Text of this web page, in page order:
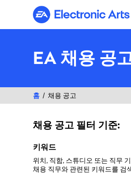
Electronic Arts
EA 채용 공
홈 채용 공고
채용 공고 필터 기준:
채용 공고 필터 기준:
키워드
위치, 직함, 스튜디오 또는 직무
채용 직무와 관련된 키워드를 검